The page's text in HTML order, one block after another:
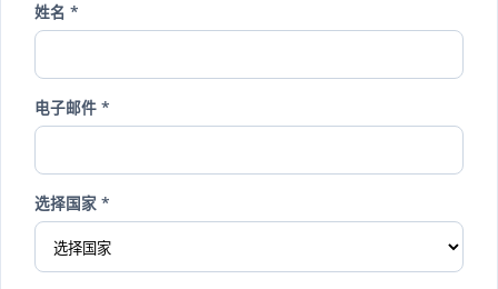
姓名 *
电子邮件 *
选择国家 *